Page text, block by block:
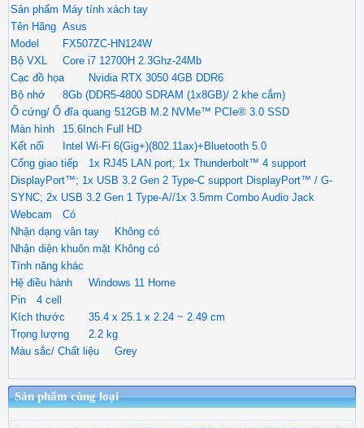
Sản phẩm Máy tính xách tay
Tên Hãng Asus
Model
FX507ZC-HN124W
Bộ VXL
Core i7 12700H 2.3Ghz-24Mb
Cạc đồ họa
Nvidia RTX 3050 4GB DDR6
Bộ nhớ
8Gb (DDR5-4800 SDRAM (1x8GB)/ 2 khe cắm)
Ổ cứng/ Ổ đĩa quang 512GB M.2 NVMe™ PCIe® 3.0 SSD
Màn hình
15.6Inch Full HD
Kết nối
Intel Wi-Fi 6(Gig+)(802.11ax)+Bluetooth 5.0
Cổng giao tiếp
1x RJ45 LAN port; 1x Thunderbolt™ 4 support
DisplayPort™; 1x USB 3.2 Gen 2 Type-C support DisplayPort™ / G-
SYNC; 2x USB 3.2 Gen 1 Type-A//1x 3.5mm Combo Audio Jack
Webcam
Có
Nhận dạng vân tay
Không có
Nhận diện khuôn mặt Không có
Tính năng khác
Hệ điều hành
Windows 11 Home
Pin
4 cell
Kích thước
35.4 x 25.1 x 2.24 ~ 2.49 cm
Trọng lượng
2.2 kg
Màu sắc/ Chất liệu
Grey
Sản phẩm cùng loại